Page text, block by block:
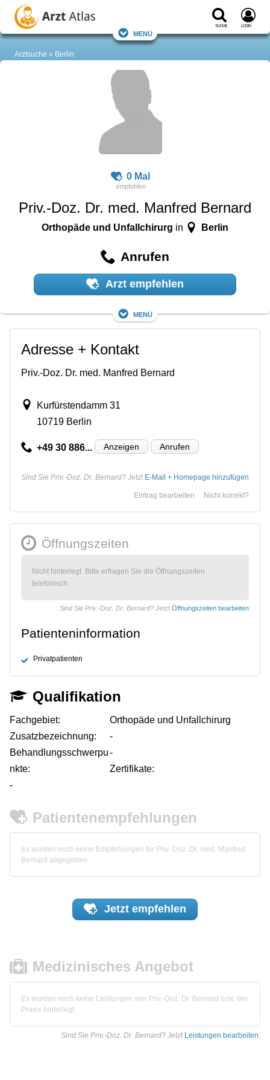
Suche Login
Menü
Arztsuche Berlin
0 Mal
Priv.-Doz. Dr. med. Manfred Bernard
Orthopäde und Unfallchirurg in Berlin
Anrufen
Arzt empfehlen
Menü
Adresse + Kontakt
Priv.-Doz. Dr. med. Manfred Bernard
Kurfürstendamm 31
10719 Berlin
+49 30 886... Anzeigen Anrufen
Sind Sie Priv.-Doz. Dr. Bernard? Jetzt E-Mail + Homepage hinzufügen
Nicht korrekt?
Eintrag bearbeiten
Öffnungszeiten
Nicht hinterlegt. Bitte erfragen Sie die Öffnungszeiten
telefonisch.
Sind Sie Priv.-Doz. Dr. Bernard? Jetzt Öffnungszeiten bearbeiten
Patienteninformation
Privatpatienten
Qualifikation
Fachgebiet:
Orthopäde und Unfallchirurg
Zusatzbezeichnung:
-
Behandlungsschwerpu
nkte:
-
Zertifikate:
-
Patientenempfehlungen
Es wurden noch keine Empfehlungen für Priv.-Doz. Dr. med. Manfred
Bernard abgegeben.
Jetzt empfehlen
Medizinisches Angebot
Es wurden noch keine Leistungen von Priv.-Doz. Dr. Bernard bzw. der
Praxis hinterlegt.
Sind Sie Priv.-Doz. Dr. Bernard? Jetzt Leistungen bearbeiten.